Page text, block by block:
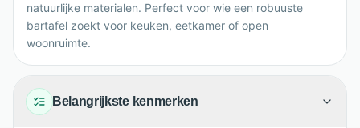
natuurlijke materialen. Perfect voor wie een robuuste
bartafel zoekt voor keuken, eetkamer of open
woonruimte.
Belangrijkste kenmerken